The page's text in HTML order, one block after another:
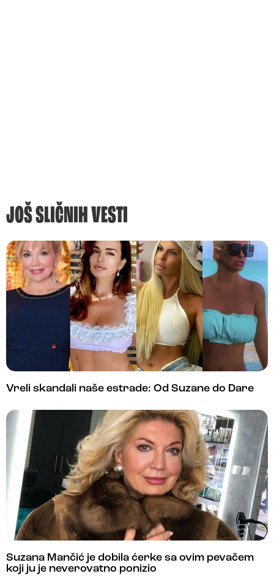
JOŠ SLIČNIH VESTI
Vreli skandali naše estrade: Od Suzane do Dare
Suzana Mančić je dobila ćerke sa ovim pevačem
koji ju je neverovatno ponizio